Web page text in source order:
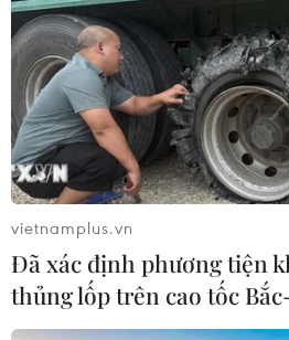
vietnamplus.vn
Đã xác định phương tiện
thủng lốp trên cao tốc